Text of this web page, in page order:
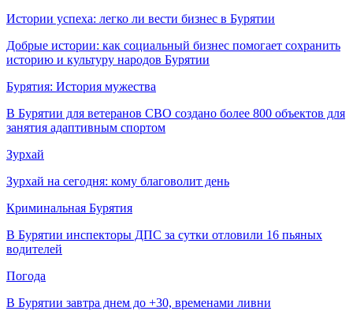
Истории успеха: легко ли вести бизнес в Бурятии
Добрые истории: как социальный бизнес помогает сохранить
историю и культуру народов Бурятии
Бурятия: История мужества
В Бурятии для ветеранов СВО создано более 800 объектов для
занятия адаптивным спортом
Зурхай
Зурхай на сегодня: кому благоволит день
Криминальная Бурятия
В Бурятии инспекторы ДПС за сутки отловили 16 пьяных
водителей
Погода
В Бурятии завтра днем до +30, временами ливни